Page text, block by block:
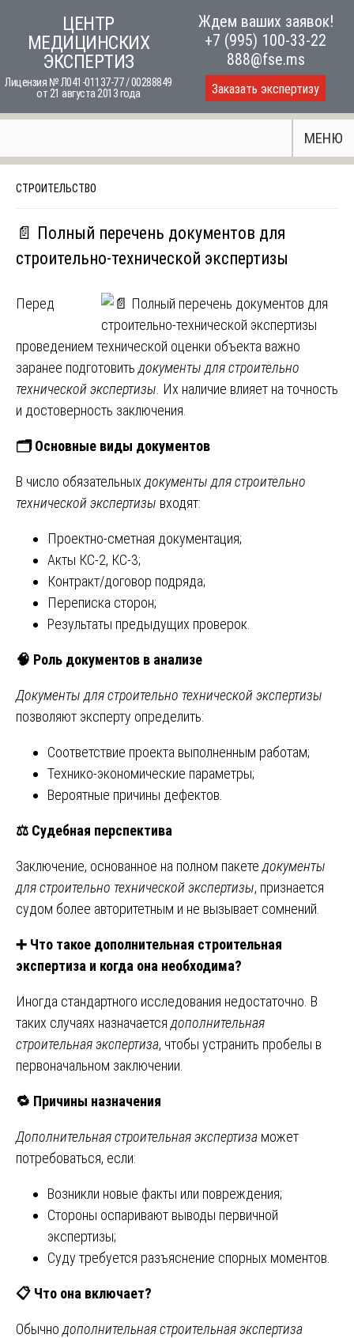
content
ЦЕНТР
МЕДИЦИНСКИХ
ЭКСПЕРТИЗ
Лицензия № Л041-01137-77 / 00288849
от 21 августа 2013 года
Ждем ваших заявок!
+7 (995) 100-33-22
888@fse.ms
Заказать экспертизу
МЕНЮ
СТРОИТЕЛЬСТВО
📄 Полный перечень документов для
строительно-технической экспертизы
Перед
проведением технической оценки объекта важно
заранее подготовить документы для строительно
технической экспертизы . Их наличие влияет на точность
и достоверность заключения.
🗂Основные виды документов
В число обязательных документы для строительно
технической экспертизы входят:
Проектно-сметная документация;
Акты КС-2, КС-3;
Контракт/договор подряда;
Переписка сторон;
Результаты предыдущих проверок.
🧠 Роль документов в анализе
Документы для строительно технической экспертизы
позволяют эксперту определить:
Соответствие проекта выполненным работам;
Технико-экономические параметры;
Вероятные причины дефектов.
⚖ Судебная перспектива
Заключение, основанное на полном пакете документы
для строительно технической экспертизы, признается
судом более авторитетным и не вызывает сомнений.
➕ Что такое дополнительная строительная
экспертиза и когда она необходима?
Иногда стандартного исследования недостаточно. В
таких случаях назначается дополнительная
строительная экспертиза, чтобы устранить пробелы в
первоначальном заключении.
🔁 Причины назначения
Дополнительная строительная экспертиза может
потребоваться, если:
Возникли новые факты или повреждения;
Стороны оспаривают выводы первичной
экспертизы;
Суду требуется разъяснение спорных моментов.
📋 Что она включает?
Обычно дополнительная строительная экспертиза